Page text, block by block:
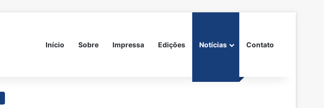
Início Sobre Impressa Edições Notícias Contato